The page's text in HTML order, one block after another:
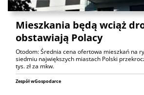
Mieszkania będą wciąż
obstawiają Polacy
Otodom: Średnia cena ofertowa mieszkań na
siedmiu największych miastach Polski
tys. zł za mkw.
Zespół wGospodarce